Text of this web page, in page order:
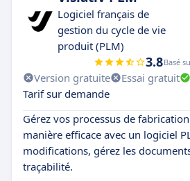
Logiciel français de
gestion du cycle de vie
produit (PLM)
3.8Basé
Version gratuite Essai gratuit
Tarif sur demande
Gérez vos processus de
manière efficace avec un logiciel
modifications, gérez les
traçabilité.